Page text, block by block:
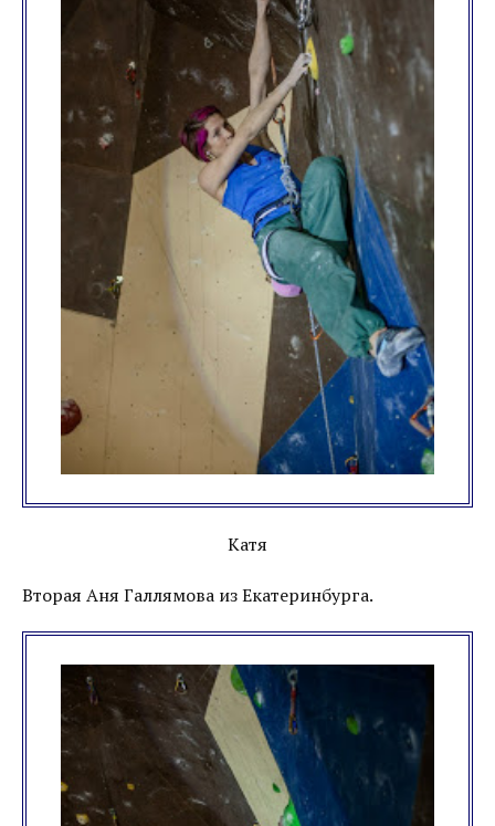
Катя
Вторая Аня Галлямова из Екатеринбурга.